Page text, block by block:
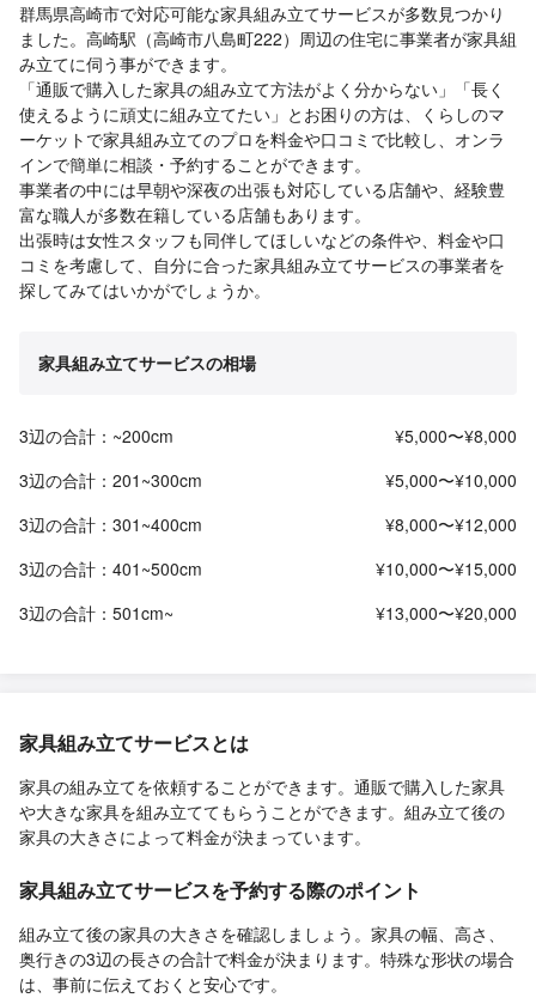
群馬県高崎市で対応可能な家具組み立てサービスが多数見つかり
ました。高崎駅（高崎市八島町222）周辺の住宅に事業者が家具組
み立てに伺う事ができます。
「通販で購入した家具の組み立て方法がよく分からない」「長く
使えるように頑丈に組み立てたい」とお困りの方は、くらしのマ
ーケットで家具組み立てのプロを料金や口コミで比較し、オンラ
インで簡単に相談・予約することができます。
事業者の中には早朝や深夜の出張も対応している店舗や、経験豊
富な職人が多数在籍している店舗もあります。
出張時は女性スタッフも同伴してほしいなどの条件や、料金や口
コミを考慮して、自分に合った家具組み立てサービスの事業者を
探してみてはいかがでしょうか。
家具組み立てサービスの相場
3辺の合計：~200cm
¥5,000〜¥8,000
3辺の合計：201~300cm
¥5,000〜¥10,000
3辺の合計：301~400cm
¥8,000〜¥12,000
3辺の合計：401~500cm
¥10,000〜¥15,000
3辺の合計：501cm~
¥13,000〜¥20,000
家具組み立てサービスとは
家具の組み立てを依頼することができます。通販で購入した家具
や大きな家具を組み立ててもらうことができます。組み立て後の
家具の大きさによって料金が決まっています。
家具組み立てサービスを予約する際のポイント
組み立て後の家具の大きさを確認しましょう。家具の幅、高さ、
奥行きの3辺の長さの合計で料金が決まります。特殊な形状の場合
は、事前に伝えておくと安心です。